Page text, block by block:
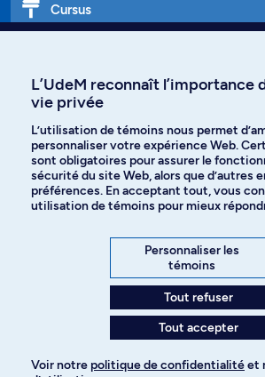
Cursus
Langues
Facebook
Politique de confidentialité
L’UdeM reconnaît l’importance
vie privée
L’utilisation de témoins nous permet
personnaliser votre expérience Web.
sont obligatoires pour assurer le
sécurité du site Web, alors que d’autres
préférences. En acceptant tout, vous
utilisation de témoins pour mieux
Personnaliser les
témoins
Tout refuser
Tout accepter
Voir notre politique de confidentialitéet